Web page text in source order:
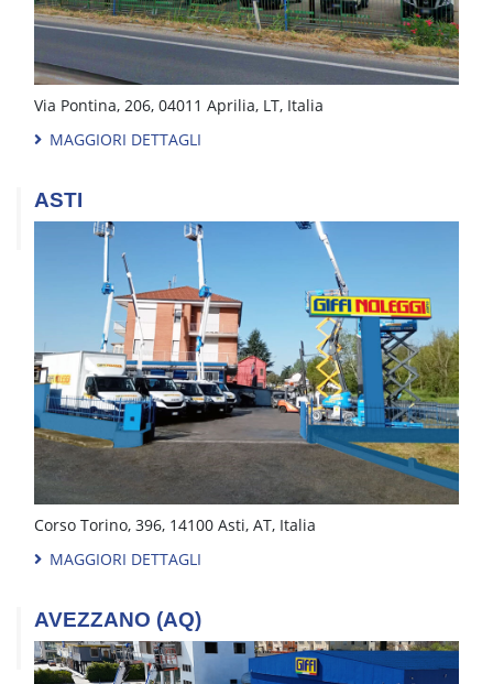
Via Pontina, 206, 04011 Aprilia, LT, Italia
MAGGIORI DETTAGLI
ASTI
Corso Torino, 396, 14100 Asti, AT, Italia
MAGGIORI DETTAGLI
AVEZZANO (AQ)